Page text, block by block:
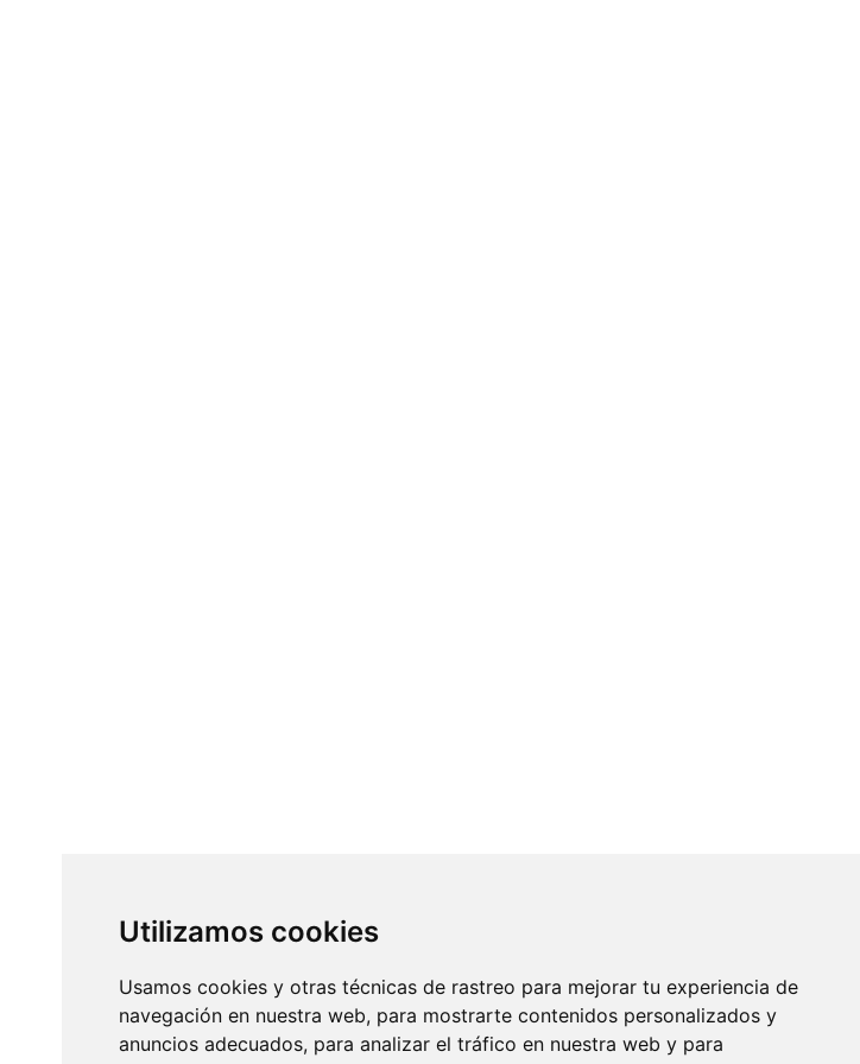
Utilizamos cookies
Usamos cookies y otras técnicas de rastreo para mejorar tu experiencia de
navegación en nuestra web, para mostrarte contenidos personalizados y
anuncios adecuados, para analizar el tráfico en nuestra web y para